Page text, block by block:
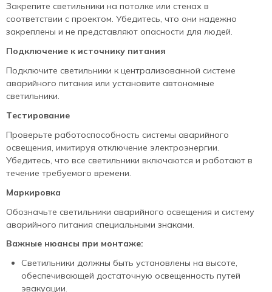
Закрепите светильники на потолке или стенах в
соответствии с проектом. Убедитесь, что они надежно
закреплены и не представляют опасности для людей.
Подключение к источнику питания
Подключите светильники к централизованной системе
аварийного питания или установите автономные
светильники.
Тестирование
Проверьте работоспособность системы аварийного
освещения, имитируя отключение электроэнергии.
Убедитесь, что все светильники включаются и работают в
течение требуемого времени.
Маркировка
Обозначьте светильники аварийного освещения и систему
аварийного питания специальными знаками.
Важные нюансы при монтаже:
Светильники должны быть установлены на высоте,
обеспечивающей достаточную освещенность путей
эвакуации.